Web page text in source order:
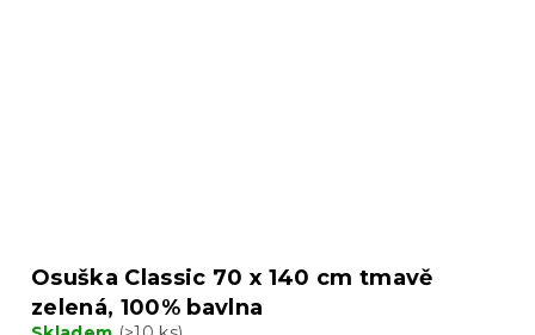
Osuška Classic 70 x 140 cm tmavě
zelená, 100% bavlna